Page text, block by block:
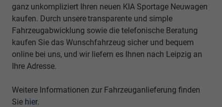
ganz unkompliziert Ihren neuen KIA Sportage Neuwagen
kaufen. Durch unseretransparente und simple
Fahrzeugabwicklung sowie die telefonische Beratung
kaufen Sie das Wunschfahrzeug sicher und bequem
online bei uns, und wir liefern es Ihnen nach Leipzig an
Ihre Adresse.
Weitere Informationen zur Fahrzeuganlieferung finden
Sie hier.